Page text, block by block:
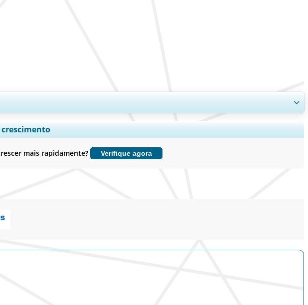
Benchmarking competitivo, e insights sobre o usuário final.
mais rapidamente? Verifique agora